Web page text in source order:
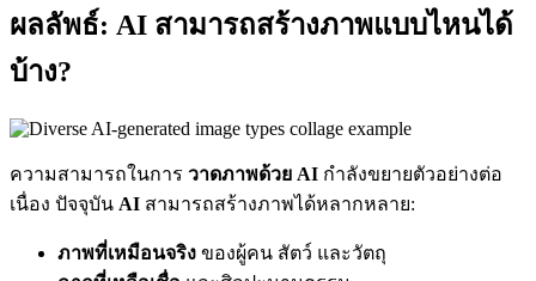
ผลลัพธ์: AI สามารถสร้างภาพแบบไหนได้
บ้าง?
ความสามารถในการ วาดภาพด้วย AI กำลังขยายตัวอย่างต่อ
เนื่อง ปัจจุบัน AI สามารถสร้างภาพได้หลากหลาย:
ภาพที่เหมือนจริง ของผู้คน สัตว์ และวัตถุ